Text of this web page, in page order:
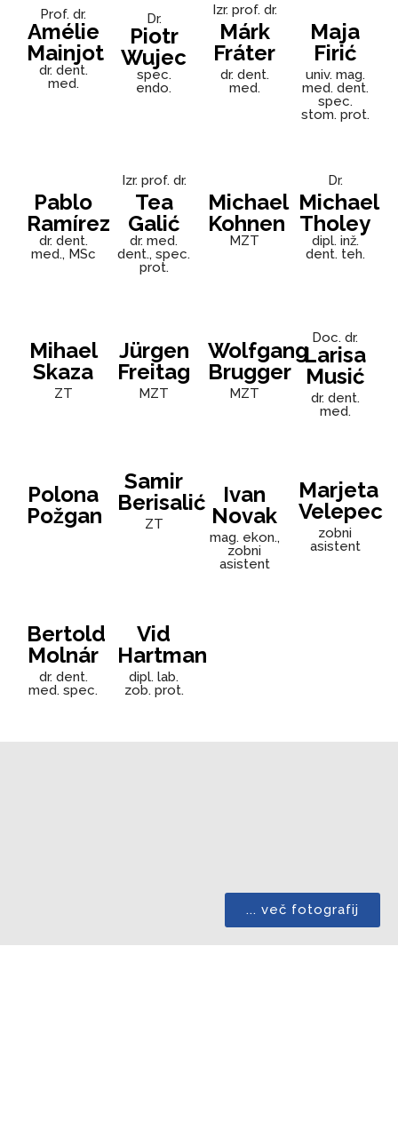
Prof. dr.
Amélie
Mainjot
dr. dent.
med.
Dr.
Piotr
Wujec
spec.
endo.
Izr. prof. dr.
Márk
Fráter
dr. dent.
med.
Maja
Firić
univ. mag.
med. dent.
spec.
stom. prot.
Pablo
Ramírez
dr. dent.
med., MSc
Izr. prof. dr.
Tea
Galić
dr. med.
dent., spec.
prot.
Michael
Kohnen
MZT
Dr.
Michael
Tholey
dipl. inž.
dent. teh.
Mihael
Skaza
ZT
Jürgen
Freitag
MZT
Wolfgang
Brugger
MZT
Doc. dr.
Larisa
Musić
dr. dent.
med.
Polona
Požgan
Samir
Berisalić
ZT
Ivan
Novak
mag. ekon.,
zobni
asistent
Marjeta
Velepec
zobni
asistent
Bertold
Molnár
dr. dent.
med. spec.
Vid
Hartman
dipl. lab.
zob. prot.
... več fotografij